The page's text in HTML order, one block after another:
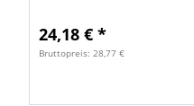
24,18 € *
Bruttopreis: 28,77 €